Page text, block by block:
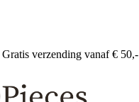
Gratis verzending vanaf € 50,-